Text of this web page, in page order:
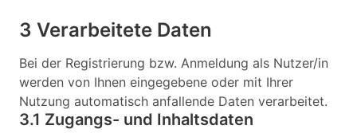
3 Verarbeitete Daten
Bei der Registrierung bzw. Anmeldung als Nutzer/in
werden von Ihnen eingegebene oder mit Ihrer
Nutzung automatisch anfallende Daten verarbeitet.
3.1 Zugangs- und Inhaltsdaten